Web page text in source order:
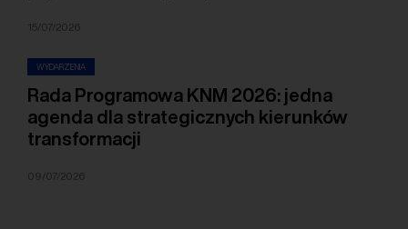
15/07/2026
WYDARZENIA
Rada Programowa KNM 2026: jedna
agenda dla strategicznych kierunków
transformacji
09/07/2026